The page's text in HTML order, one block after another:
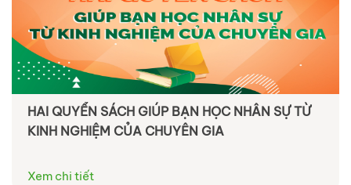
HAI QUYỂN SÁCH GIÚP BẠN HỌC NHÂN SỰ TỪ
KINH NGHIỆM CỦA CHUYÊN GIA
Xem chi tiết